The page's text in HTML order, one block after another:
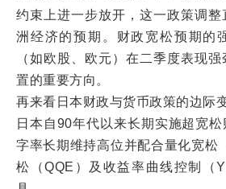
约束上进一步放开，这一政策调整
洲经济的预期。财政宽松预期的
（如欧股、欧元）在二季度表现
置的重要方向。
再来看日本财政与货币政策的边际变
日本自90年代以来长期实施超宽
字率长期维持高位并配合量化宽松
松（QQE）及收益率曲线控制（